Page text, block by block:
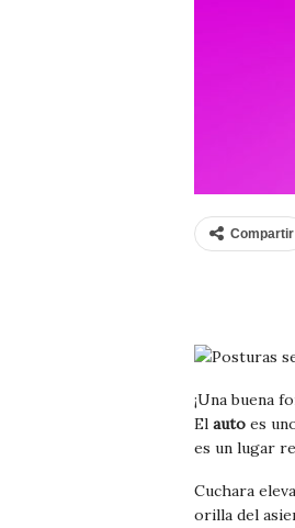
Compartir
¡Una buena
El auto es
es un lugar
Cuchara
orilla del